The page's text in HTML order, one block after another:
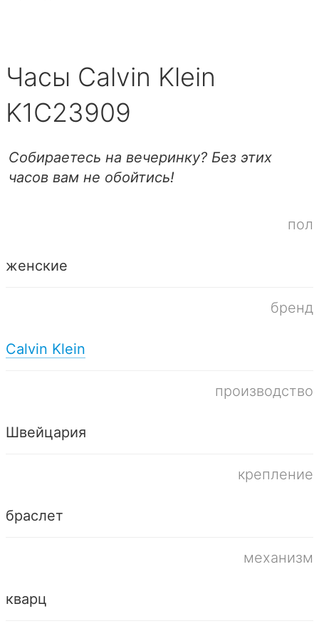
Часы Calvin Klein
K1C23909
Собираетесь на вечеринку? Без этих
часов вам не обойтись!
пол
женские
бренд
Calvin Klein
производство
Швейцария
крепление
браслет
механизм
кварц